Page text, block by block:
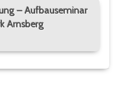
– Aufbauseminar
Arnsberg